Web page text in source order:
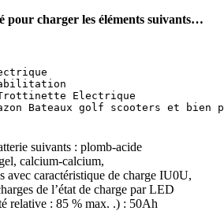
pour charger les éléments suivants…
Electrique
Bateaux golf scooters et bien
suivants : plomb-acide
calcium-calcium,
avec caractéristique de charge IU0U,
de l’état de charge par LED
relative : 85 % max. .) : 50Ah